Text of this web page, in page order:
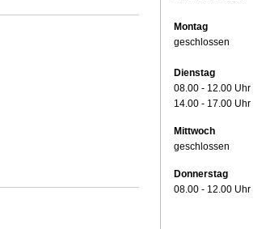
Montag
geschlossen
Dienstag
08.00 - 12.00 Uhr
14.00 - 17.00 Uhr
Mittwoch
geschlossen
Donnerstag
08.00 - 12.00 Uhr